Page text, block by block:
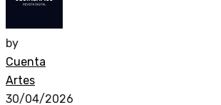
by
Cuenta
Artes
30/04/2026